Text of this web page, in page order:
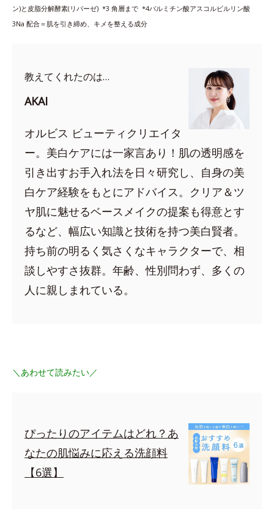
ン)と皮脂分解酵素(リパーゼ) *3 角層まで *4パルミチン酸アスコルビルリン酸
3Na 配合＝肌を引き締め、キメを整える成分
教えてくれたのは…
AKAI
オルビス ビューティクリエイタ
ー。美白ケアには一家言あり！肌の透明感を
引き出すお手入れ法を日々研究し、自身の美
白ケア経験をもとにアドバイス。クリア＆ツ
ヤ肌に魅せるベースメイクの提案も得意とす
るなど、幅広い知識と技術を持つ美白賢者。
持ち前の明るく気さくなキャラクターで、相
談しやすさ抜群。年齢、性別問わず、多くの
人に親しまれている。
＼あわせて読みたい／
ぴったりのアイテムはどれ？あ
なたの肌悩みに応える洗顔料
【6選】